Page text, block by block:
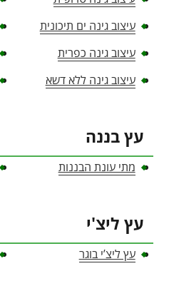
עיצוב גינה ים תיכונית
עיצוב גינה כפרית
עיצוב גינה ללא דשא
עץ בננה
מתי עונת הבננות
עץ ליצ'י
עץ ליצ’י בוגר